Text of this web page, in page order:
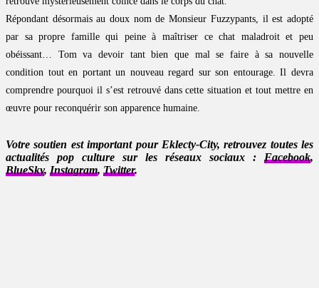
Répondant désormais au doux nom de Monsieur Fuzzypants, il est adopté
par sa propre famille qui peine à maîtriser ce chat maladroit et peu
obéissant… Tom va devoir tant bien que mal se faire à sa nouvelle
condition tout en portant un nouveau regard sur son entourage. Il devra
comprendre pourquoi il s’est retrouvé dans cette situation et tout mettre en
œuvre pour reconquérir son apparence humaine.
Votre soutien est important pour Eklecty-City, retrouvez toutes les
actualités pop culture sur les réseaux sociaux : Facebook,
BlueSky, Instagram, Twitter.